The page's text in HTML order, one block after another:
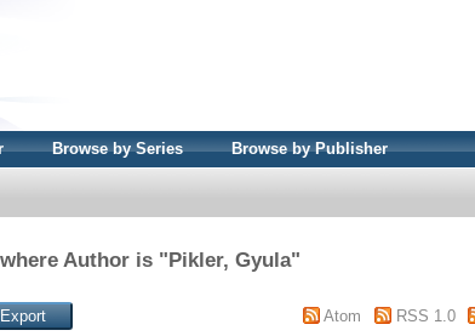
Browse by Series Browse by Publisher
Author is "Pikler, Gyula"
Atom RSS 1.0